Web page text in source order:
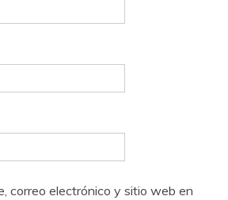
correo electrónico y sitio web en